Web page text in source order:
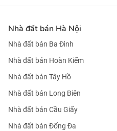
Nhà đất bán Hà Nội
Nhà đất bán Ba Đình
Nhà đất bán Hoàn Kiếm
Nhà đất bán Tây Hồ
Nhà đất bán Long Biên
Nhà đất bán Cầu Giấy
Nhà đất bán Đống Đa